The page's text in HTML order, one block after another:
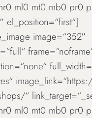
ml0 mt0 mb0 pr0
el_position=“first“]
image=“352″
“
ml0 mt0 mb0 pr0